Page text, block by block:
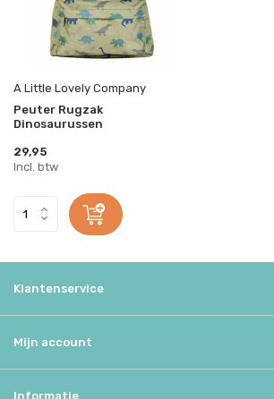
A Little Lovely Company
Peuter Rugzak
Dinosaurussen
29,95
Incl. btw
Klantenservice
Mijn account
Informatie